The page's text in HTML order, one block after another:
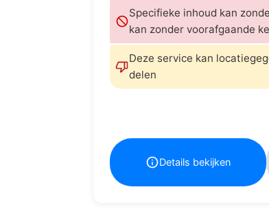
Specifieke inhoud kan
kan zonder voorafgaande
Deze service kan
delen
Details bekijken